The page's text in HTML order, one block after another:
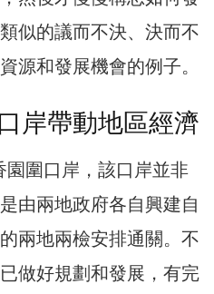
似的議而不決、決而不
源和發展機會的例子。
岸帶動地區經濟
圍口岸，該口岸並非
由兩地政府各自興建自
兩地兩檢安排通關。不
做好規劃和發展，有完